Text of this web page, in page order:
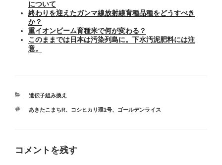
について
終わりを迎えたガンマ線放射線育種品種をどうすべき
か？
重イオンビーム育種米で何が変わる？
このままでは日本は汚染列島に。下水汚泥肥料には注
意。
カ
ゴ
遺伝子組み換え
タ
あきたこまちR、 コシヒカリ環1号、 ゴールデンライス
コメントを残す